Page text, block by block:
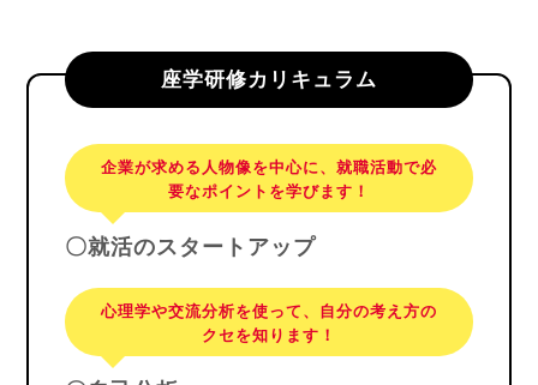
座学研修カリキュラム
企業が求める人物像を中心に、就職活動で必
要なポイントを学びます！
〇就活のスタートアップ
心理学や交流分析を使って、自分の考え方の
クセを知ります！